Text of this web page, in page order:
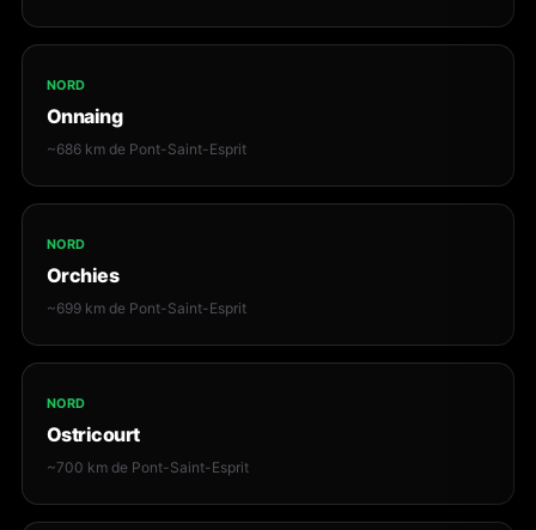
NORD
Onnaing
~686 km de Pont-Saint-Esprit
NORD
Orchies
~699 km de Pont-Saint-Esprit
NORD
Ostricourt
~700 km de Pont-Saint-Esprit